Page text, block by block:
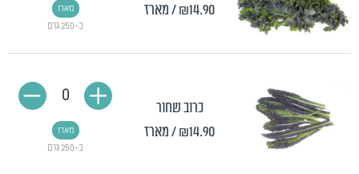
₪14.90/ מארז
כ-250 גרם
מארז
כרוב שחור
₪14.90/ מארז
כ-250 גרם
מארז
0